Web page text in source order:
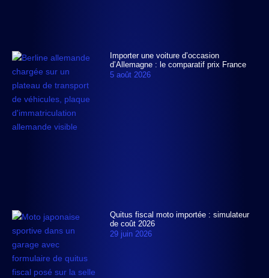
Importer une voiture d’occasion
d’Allemagne : le comparatif prix France
5 août 2026
Quitus fiscal moto importée : simulateur
de coût 2026
29 juin 2026